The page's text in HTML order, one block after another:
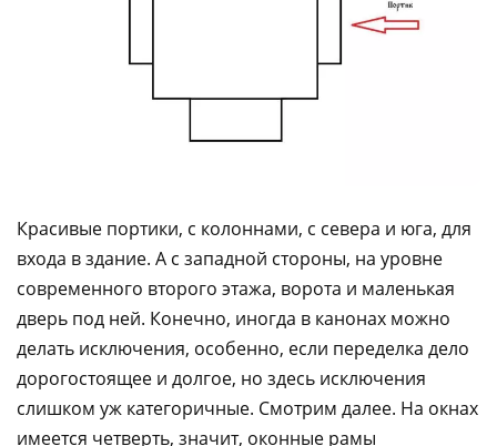
Красивые портики, с колоннами, с севера и юга, для
входа в здание. А с западной стороны, на уровне
современного второго этажа, ворота и маленькая
дверь под ней. Конечно, иногда в канонах можно
делать исключения, особенно, если переделка дело
дорогостоящее и долгое, но здесь исключения
слишком уж категоричные. Смотрим далее. На окнах
имеется четверть, значит, оконные рамы